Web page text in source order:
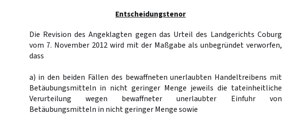
Entscheidungstenor
Die Revision des Angeklagten gegen das Urteil des Landgerichts Coburg
vom 7. November 2012 wird mit der Maßgabe als unbegründet verworfen,
dass
a) in den beiden Fällen des bewaffneten unerlaubten Handeltreibens mit
Betäubungsmitteln in nicht geringer Menge jeweils die tateinheitliche
Verurteilung wegen bewaffneter unerlaubter Einfuhr von
Betäubungsmitteln in nicht geringer Menge sowie